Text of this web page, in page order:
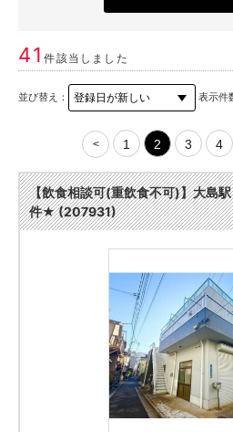
41件該当しました
並び替え： 表示件
< 1 2 3 4
【飲食相談可(重飲食不可)】大島
件★ (207931)